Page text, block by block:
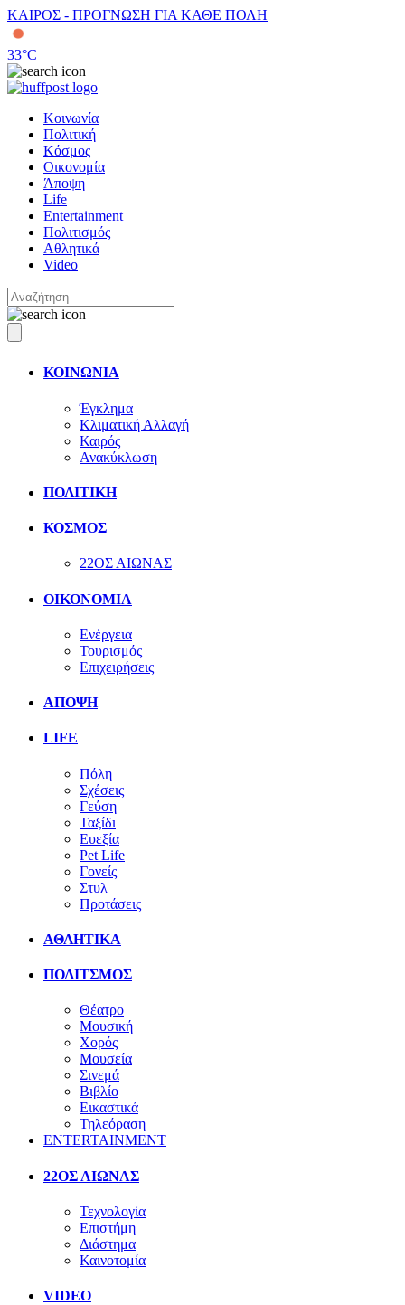
ΚΑΙΡΟΣ - ΠΡΟΓΝΩΣΗ ΓΙΑ ΚΑΘΕ ΠΟΛΗ
33°C
Κοινωνία
Πολιτική
Κόσμος
Οικονομία
Άποψη
Life
Entertainment
Πολιτισμός
Αθλητικά
Video
ΚΟΙΝΩΝΙΑ
Έγκλημα
Κλιματική Αλλαγή
Καιρός
Ανακύκλωση
ΠΟΛΙΤΙΚΗ
ΚΟΣΜΟΣ
22ΟΣ ΑΙΩΝΑΣ
ΟΙΚΟΝΟΜΙΑ
Ενέργεια
Τουρισμός
Επιχειρήσεις
ΑΠΟΨΗ
LIFE
Πόλη
Σχέσεις
Γεύση
Ταξίδι
Ευεξία
Pet Life
Γονείς
Στυλ
Προτάσεις
ΑΘΛΗΤΙΚΑ
ΠΟΛΙΤΣΜΟΣ
Θέατρο
Μουσική
Χορός
Μουσεία
Σινεμά
Βιβλίο
Εικαστικά
Τηλεόραση
ENTERTAINMENT
22ΟΣ ΑΙΩΝΑΣ
Τεχνολογία
Επιστήμη
Διάστημα
Καινοτομία
VIDEO